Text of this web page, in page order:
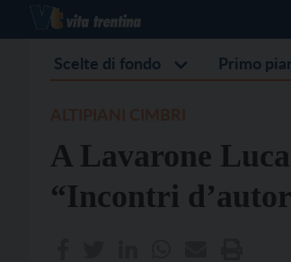
Scelte di fondo Primo
A Lavarone
“Incontri